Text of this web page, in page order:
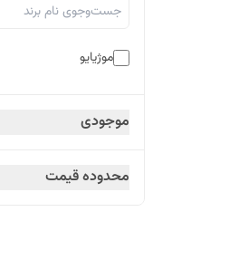
موژیایو
موجودی
محدوده قیمت